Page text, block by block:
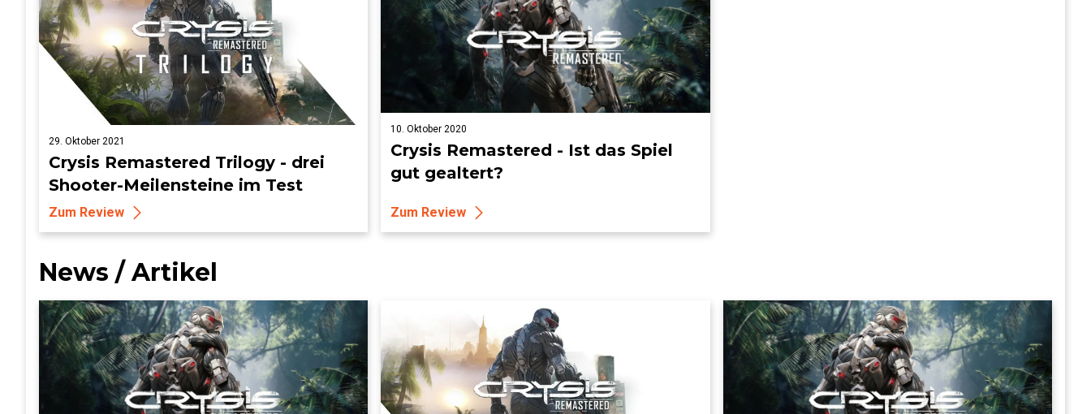
29. Oktober 2021
Crysis Remastered Trilogy - drei
Shooter-Meilensteine im Test
Zum Review
10. Oktober 2020
Crysis Remastered - Ist das Spiel
gut gealtert?
Zum Review
News / Artikel